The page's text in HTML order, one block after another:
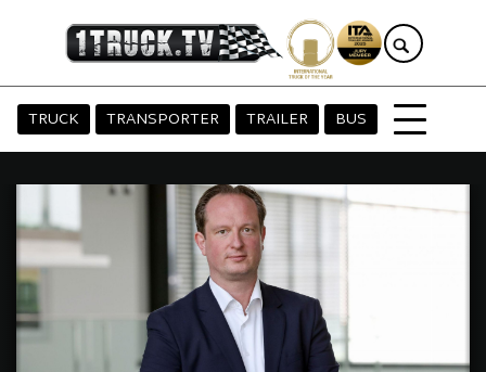
TRUCK TRANSPORTER TRAILER BUS